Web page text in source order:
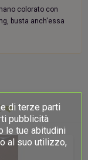
colorato con
busta anch'essa
❤️
di terze parti
pubblicità
le tue abitudini
al suo utilizzo,